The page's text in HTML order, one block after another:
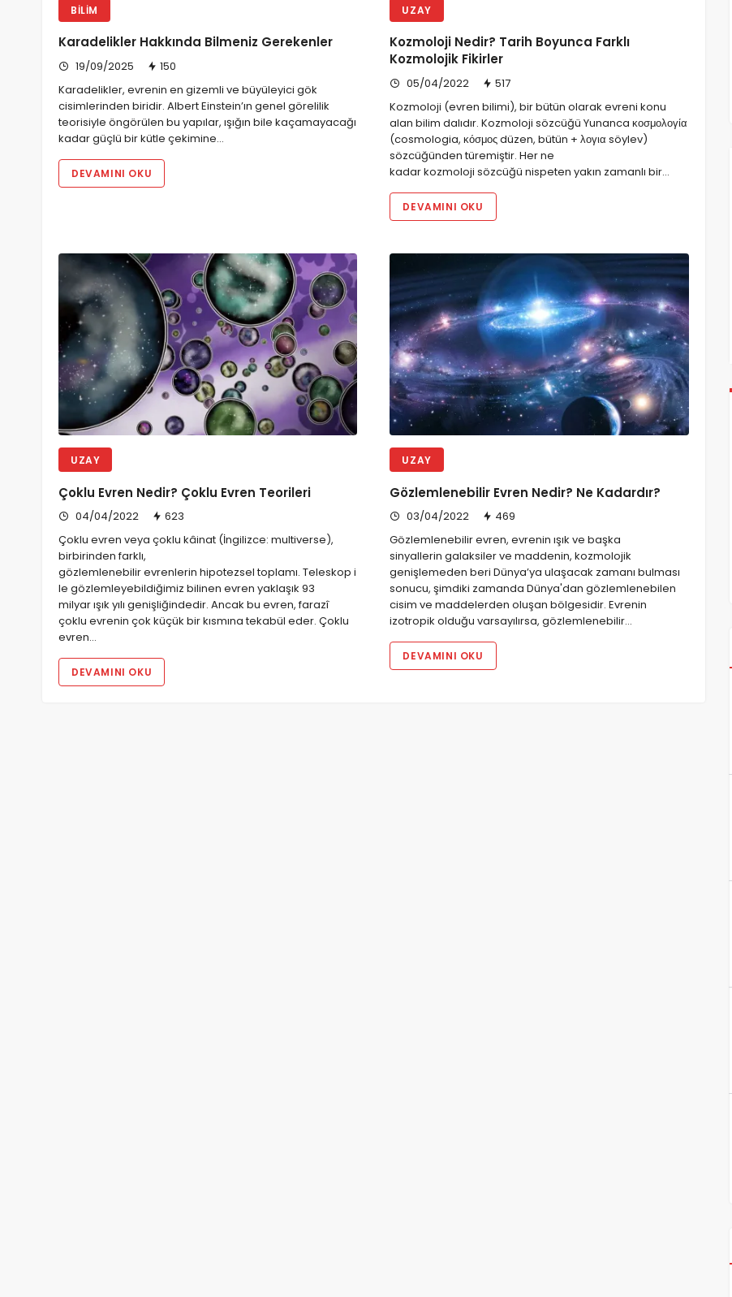
BILIM
Karadelikler Hakkında Bilmeniz Gerekenler
19/09/2025
150
Karadelikler, evrenin en gizemli ve büyüleyici gök
cisimlerinden biridir. Albert Einstein’ın genel görelilik
teorisiyle öngörülen bu yapılar, ışığın bile kaçamayacağı
kadar güçlü bir kütle çekimine…
DEVAMINI OKU
UZAY
Kozmoloji Nedir? Tarih Boyunca Farklı
Kozmolojik Fikirler
05/04/2022
517
Kozmoloji (evren bilimi), bir bütün olarak evreni konu
alan bilim dalıdır. Kozmoloji sözcüğü Yunanca κοσμολογία
(cosmologia, κόσμος düzen, bütün + λογια söylev)
sözcüğünden türemiştir. Her ne
kadar kozmoloji sözcüğü nispeten yakın zamanlı bir…
DEVAMINI OKU
UZAY
Çoklu Evren Nedir? Çoklu Evren Teorileri
04/04/2022
623
Çoklu evren veya çoklu kâinat (İngilizce: multiverse),
birbirinden farklı,
gözlemlenebilir evrenlerin hipotezsel toplamı. Teleskop i
le gözlemleyebildiğimiz bilinen evren yaklaşık 93
milyar ışık yılı genişliğindedir. Ancak bu evren, farazî
çoklu evrenin çok küçük bir kısmına tekabül eder. Çoklu
evren…
DEVAMINI OKU
UZAY
Gözlemlenebilir Evren Nedir? Ne Kadardır?
03/04/2022
469
Gözlemlenebilir evren, evrenin ışık ve başka
sinyallerin galaksiler ve maddenin, kozmolojik
genişlemeden beri Dünya’ya ulaşacak zamanı bulması
sonucu, şimdiki zamanda Dünya'dan gözlemlenebilen
cisim ve maddelerden oluşan bölgesidir. Evrenin
izotropik olduğu varsayılırsa, gözlemlenebilir…
DEVAMINI OKU